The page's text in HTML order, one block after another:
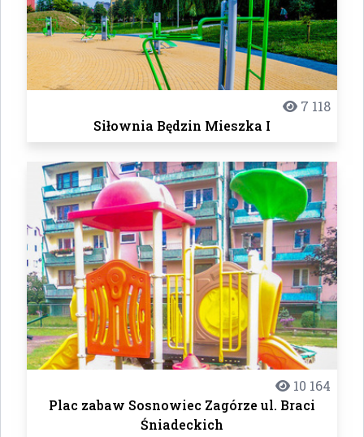
7 118
Siłownia Będzin Mieszka I
10 164
Plac zabaw Sosnowiec Zagórze ul. Braci
Śniadeckich